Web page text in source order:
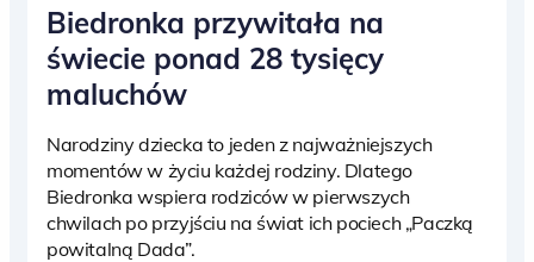
Biedronka przywitała na
świecie ponad 28 tysięcy
maluchów
Narodziny dziecka to jeden z najważniejszych
momentów w życiu każdej rodziny. Dlatego
Biedronka wspiera rodziców w pierwszych
chwilach po przyjściu na świat ich pociech „Paczką
powitalną Dada”.